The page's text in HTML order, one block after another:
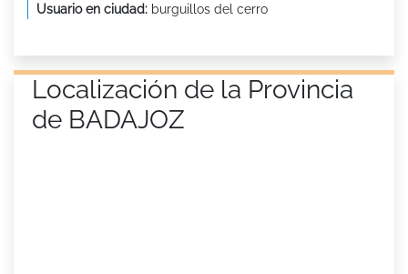
Usuario en ciudad: burguillos del cerro
Localización de la Provincia
de BADAJOZ